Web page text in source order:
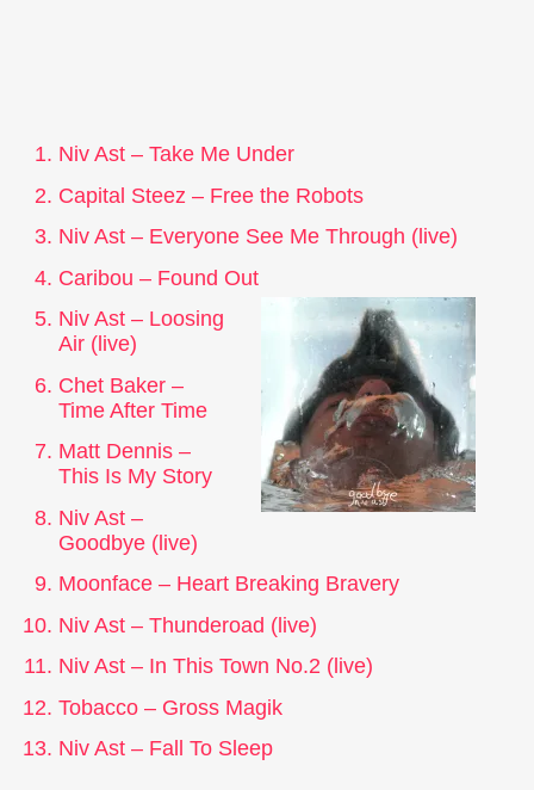
Niv Ast – Take Me Under
Capital Steez – Free the Robots
Niv Ast – Everyone See Me Through (live)
Caribou – Found Out
Niv Ast – Loosing
Air (live)
Chet Baker –
Time After Time
Matt Dennis –
This Is My Story
Niv Ast –
Goodbye (live)
Moonface – Heart Breaking Bravery
Niv Ast – Thunderoad (live)
Niv Ast – In This Town No.2 (live)
Tobacco – Gross Magik
Niv Ast – Fall To Sleep